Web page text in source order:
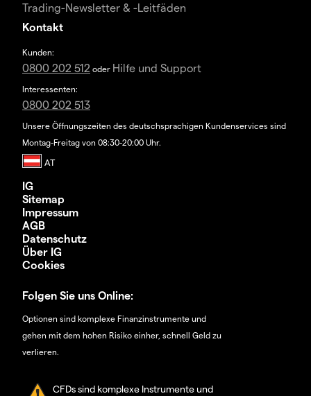
Trading-Newsletter & -Leitfäden
Kontakt
Kunden:
0800 202 512 oder Hilfe und Support
Interessenten:
0800 202 513
Unsere Öffnungszeiten des deutschsprachigen Kundenservices sind
Montag-Freitag von 08:30-20:00 Uhr.
IG
Sitemap
Impressum
AGB
Datenschutz
Über IG
Cookies
Folgen Sie uns Online:
Optionen sind komplexe Finanzinstrumente und
gehen mit dem hohen Risiko einher, schnell Geld zu
verlieren.
CFDs sind komplexe Instrumente und